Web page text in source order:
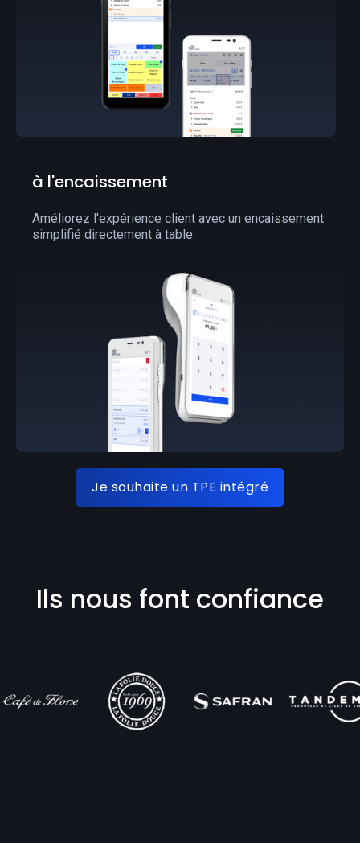
à l'encaissement
Améliorez l'expérience client avec un encaissement
simplifié directement à table.
Je souhaite un TPE intégré
Ils nous font confiance